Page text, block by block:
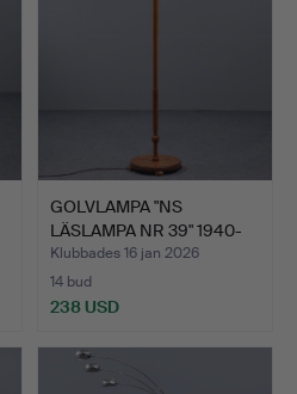
GOLVLAMPA "NS
LÄSLAMPA NR 39" 1940-
TAL, BJ…
Klubbades 16 jan 2026
14 bud
238 USD